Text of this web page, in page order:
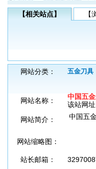
【相关站点】 【
网站分类： 五金刀具
网站名称：
中国五
该站网址
网站简介：
中国五
网站缩略图：
站长邮箱：